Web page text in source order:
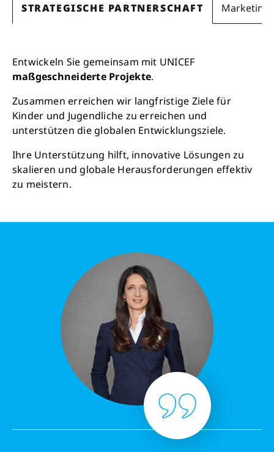
STRATEGISCHE PARTNERSCHAFT Marketing
Entwickeln Sie gemeinsam mit UNICEF
maßgeschneiderte Projekte.
Zusammen erreichen wir langfristige Ziele für
Kinder und Jugendliche zu erreichen und
unterstützen die globalen Entwicklungsziele.
Ihre Unterstützung hilft, innovative Lösungen zu
skalieren und globale Herausforderungen effektiv
zu meistern.